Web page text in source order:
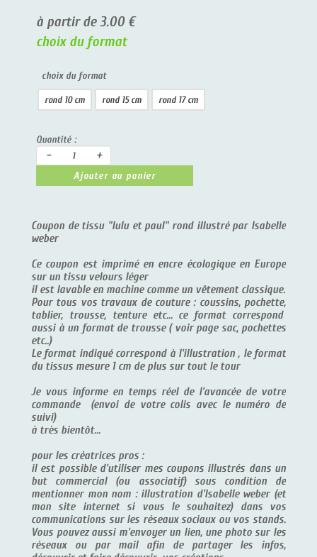
à partir de 3.00 €
choix du format
choix du format
rond 10 cm rond 15 cm rond 17 cm
Quantité :
- +
Ajouter au panier
Coupon de tissu "lulu et paul" rond illustré par Isabelle
weber
Ce coupon est imprimé en encre écologique en Europe
sur un tissu velours léger
il est lavable en machine comme un vêtement classique.
Pour tous vos travaux de couture : coussins, pochette,
tablier, trousse, tenture etc... ce format correspond
aussi à un format de trousse ( voir page sac, pochettes
etc..)
Le format indiqué correspond à l'illustration , le format
du tissus mesure 1 cm de plus sur tout le tour
Je vous informe en temps réel de l'avancée de votre
commande (envoi de votre colis avec le numéro de
suivi)
à très bientôt...
pour les créatrices pros :
il est possible d'utiliser mes coupons illustrés dans un
but commercial (ou associatif) sous condition de
mentionner mon nom : illustration d'Isabelle weber (et
mon site internet si vous le souhaitez) dans vos
communications sur les réseaux sociaux ou vos stands.
Vous pouvez aussi m'envoyer un lien, une photo sur les
réseaux ou par mail afin de partager les infos,